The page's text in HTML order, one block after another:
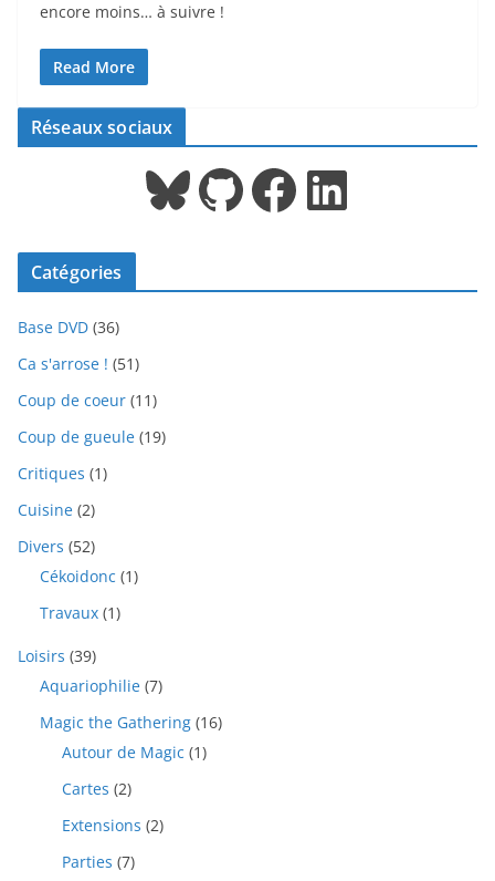
encore moins… à suivre !
Read More
Réseaux sociaux
Bluesky GitHub Facebook LinkedIn
Catégories
Base DVD (36)
Ca s'arrose ! (51)
Coup de coeur (11)
Coup de gueule (19)
Critiques (1)
Cuisine (2)
Divers (52)
Cékoidonc (1)
Travaux (1)
Loisirs (39)
Aquariophilie (7)
Magic the Gathering (16)
Autour de Magic (1)
Cartes (2)
Extensions (2)
Parties (7)